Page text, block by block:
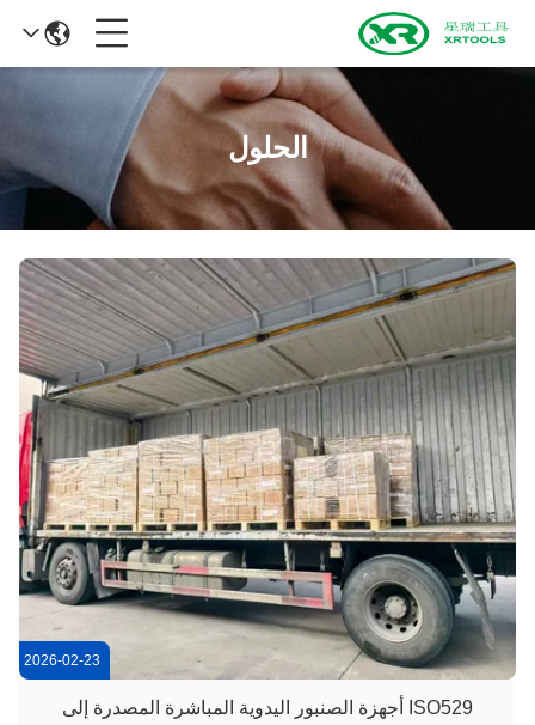
الحلول
2026-02-23
ISO529 أجهزة الصنبور اليدوية المباشرة المصدرة إلى